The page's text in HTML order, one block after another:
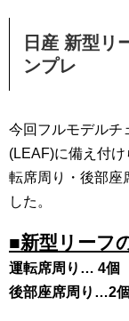
日産 新型リ
ンプレ
今回フルモデルチ
(LEAF)に備え付
転席周り・後部座
した。
■新型リーフ
運転席周り… 4個
後部座席周り…2個